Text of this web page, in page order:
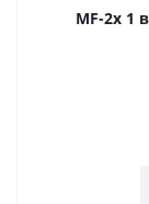
MF-2x 1 вилка mini-fit 2х1 на плату прямая